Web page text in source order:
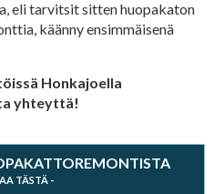
eli tarvitsit sitten huopakaton
käänny ensimmäisenä
Honkajoella
yhteyttä!